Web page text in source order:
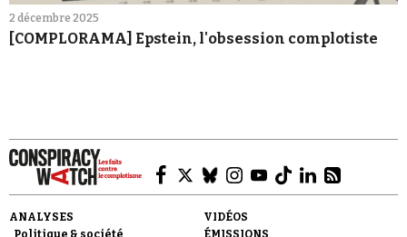
2 décembre 2025
[COMPLORAMA] Epstein, l'obsession complotiste
ANALYSES
Politique & société
VIDÉOS
ÉMISSIONS